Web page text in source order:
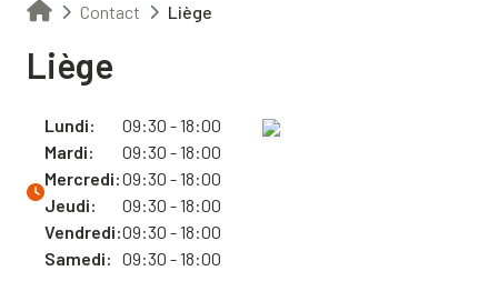
Contact Liège
Liège
Lundi:
09:30 - 18:00
Mardi:
09:30 - 18:00
Mercredi:09:30 - 18:00
Jeudi:
09:30 - 18:00
Vendredi:09:30 - 18:00
Samedi: 09:30 - 18:00